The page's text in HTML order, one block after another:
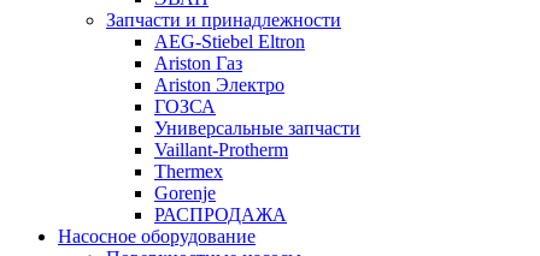
Запчасти и принадлежности
AEG-Stiebel Eltron
Ariston Газ
Ariston Электро
ГОЗСА
Универсальные запчасти
Vaillant-Protherm
Thermex
Gorenje
РАСПРОДАЖА
Насосное оборудование